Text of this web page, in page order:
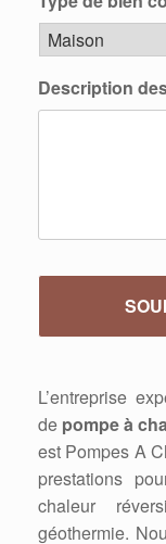
Description
L’entreprise
de pompe à
est Pompes A
prestations
chaleur
géothermie.